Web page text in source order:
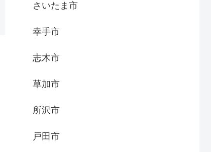
さいたま市
幸手市
志木市
草加市
所沢市
戸田市